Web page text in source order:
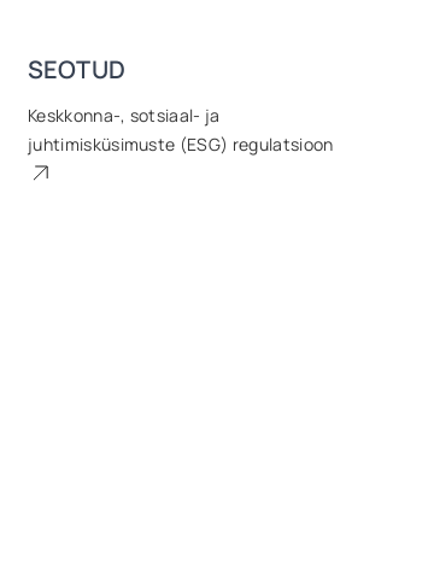
SEOTUD
Keskkonna-, sotsiaal- ja
juhtimisküsimuste (ESG) regulatsioon